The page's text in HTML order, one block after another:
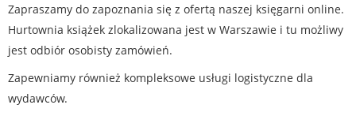
Zapraszamy do zapoznania się z ofertą naszej księgarni online.
Hurtownia książek zlokalizowana jest w Warszawie i tu możliwy
jest odbiór osobisty zamówień.
Zapewniamy również kompleksowe usługi logistyczne dla
wydawców.